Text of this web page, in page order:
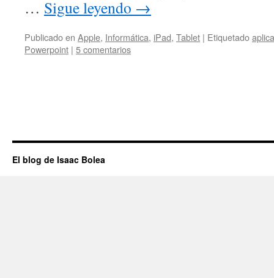
… Sigue leyendo →
Publicado en Apple, Informática, iPad, Tablet | Etiquetado
Powerpoint | 5 comentarios
El blog de Isaac Bolea